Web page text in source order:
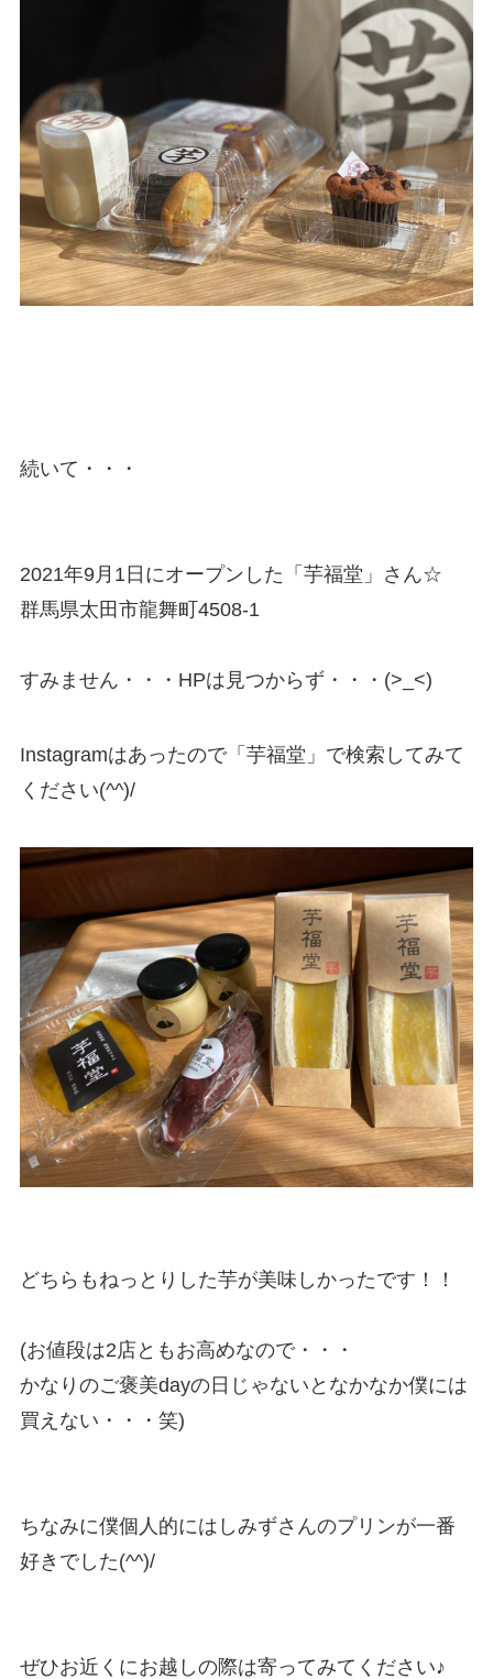
続いて・・・
2021年9月1日にオープンした「芋福堂」さん☆
群馬県太田市龍舞町4508-1
すみません・・・HPは見つからず・・・(>_<)
Instagramはあったので「芋福堂」で検索してみて
ください(^^)/
どちらもねっとりした芋が美味しかったです！！
(お値段は2店ともお高めなので・・・
かなりのご褒美dayの日じゃないとなかなか僕には
買えない・・・笑)
ちなみに僕個人的にはしみずさんのプリンが一番
好きでした(^^)/
ぜひお近くにお越しの際は寄ってみてください♪